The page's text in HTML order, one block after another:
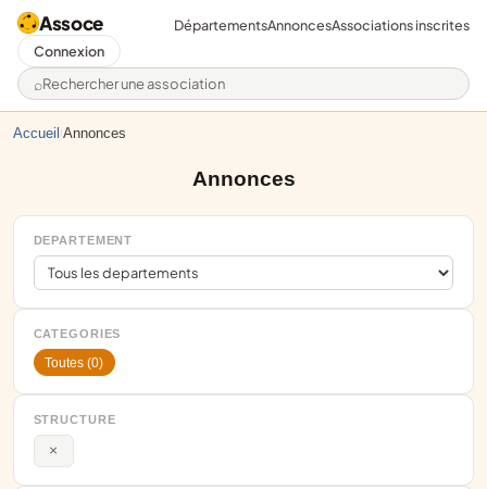
Assoce
Rechercher une association
DépartementsAnnoncesAssociations inscrites
Connexion
Accueil / Annonces
Annonces
DEPARTEMENT
CATEGORIES
Toutes (0)
STRUCTURE
×